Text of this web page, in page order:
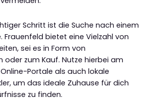
Schritt ist die Suche nach einem
Frauenfeld bietet eine Vielzahl von
sei es in Form von
oder zum Kauf. Nutze hierbei am
Portale als auch lokale
um das ideale Zuhause für dich
zu finden.